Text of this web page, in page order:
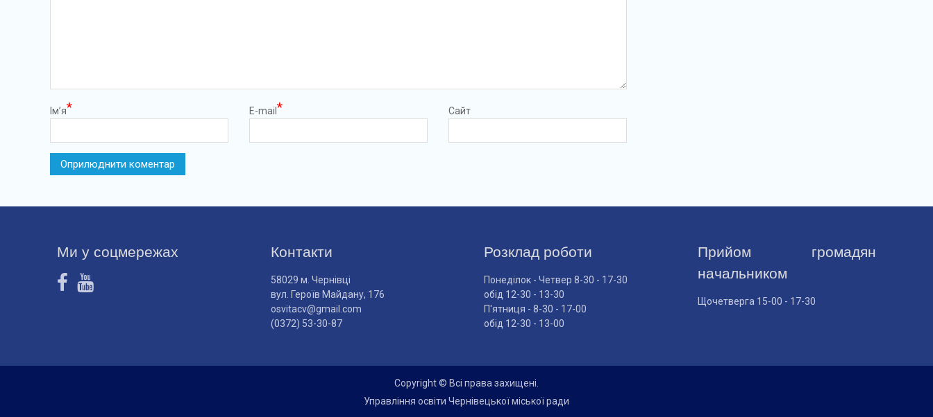
Ім’я* E-mail * Сайт
Ми у соцмережах Контакти
58029 м. Чернівці
вул. Героїв Майдану, 176
osvitacv@gmail.com
(0372) 53-30-87
Розклад роботи
Понеділок - Четвер 8-30 - 17-30
обід 12-30 - 13-30
П'ятниця - 8-30 - 17-00
обід 12-30 - 13-00
Прийом громадян
начальником
Щочетверга 15-00 - 17-30
Copyright © Всі права захищені.
Управління освіти Чернівецької міської ради